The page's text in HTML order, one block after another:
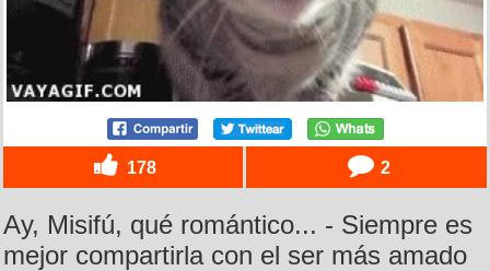
178 2
Ay, Misifú, qué romántico... - Siempre es
mejor compartirla con el ser más amado